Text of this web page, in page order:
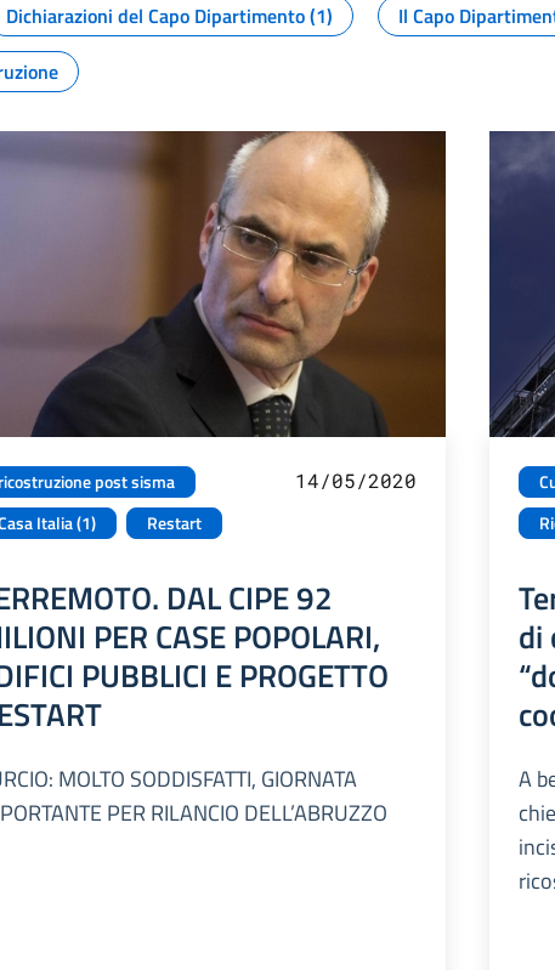
Dichiarazioni del Capo Dipartimento (1) Il Capo
ricostruzione post sisma
Italia (1)
Restart
14/05/2020
DAL CIPE 92
PER CASE POPOLARI,
PUBBLICI E PROGETTO
MOLTO SODDISFATTI, GIORNATA
PER RILANCIO DELL’ABRUZZO
di
A